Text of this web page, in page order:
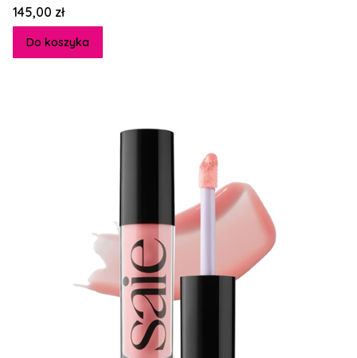
Cena
145,00 zł
Do koszyka